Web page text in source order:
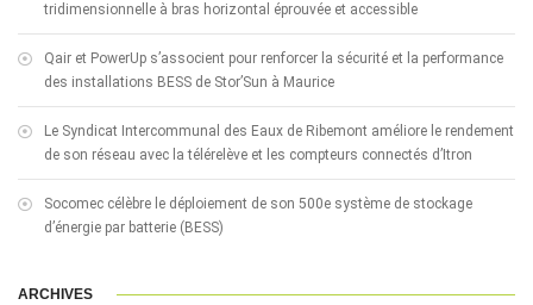
tridimensionnelle à bras horizontal éprouvée et accessible
Qair et PowerUp s’associent pour renforcer la sécurité et la performance
des installations BESS de Stor’Sun à Maurice
Le Syndicat Intercommunal des Eaux de Ribemont améliore le rendement
de son réseau avec la télérelève et les compteurs connectés d’Itron
Socomec célèbre le déploiement de son 500e système de stockage
d’énergie par batterie (BESS)
ARCHIVES